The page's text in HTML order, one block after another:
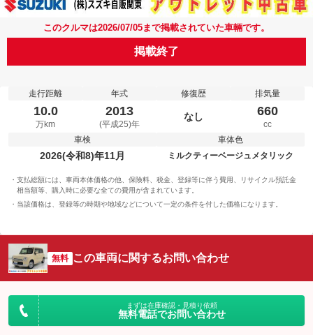
このクルマは2026/07/05まで掲載されていた車輛です。
掲載終了
走行距離
10.0
万km
年式
2013
(平成25)年
修復歴
なし
排気量
660
cc
車検
2026(令和8)年11月
車体色
ミルクティーベージュメタリック
支払総額には、車両本体価格の他、保険料、税金、登録等に伴う費用、リサイクル預託金
相当額等、購入時に必要な全ての費用が含まれています。
当該価格は、登録等の時期や地域などについて一定の条件を付した価格になります。
無料 この車両に関するお問い合わせ
まずは在庫確認・見積り依頼
無料電話でお問い合わせ